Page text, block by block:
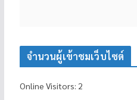
จำนวนผู้เข้าชมเว็บไซต์
Online Visitors: 2